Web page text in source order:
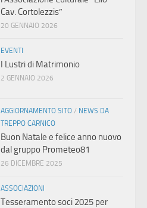
Cav. Cortolezzis”
20 GENNAIO 2026
EVENTI
I Lustri di Matrimonio
2 GENNAIO 2026
AGGIORNAMENTO SITO / NEWS DA
TREPPO CARNICO
Buon Natale e felice anno nuovo
dal gruppo Prometeo81
26 DICEMBRE 2025
ASSOCIAZIONI
Tesseramento soci 2025 per